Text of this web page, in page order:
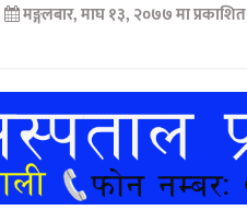
मङ्गलबार, माघ १३, २०७७ मा प्रकाशित